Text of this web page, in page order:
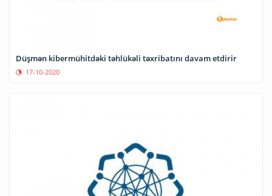
Düşmən kibermühitdəki təhlükəli təxribatını davam etdirir
17-10-2020